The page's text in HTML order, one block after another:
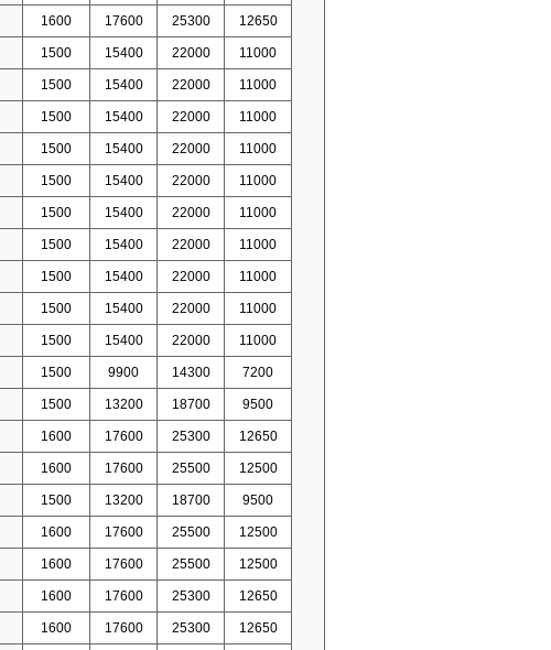
1600 17600 25300 12650
1500 15400 22000 11000
1500 15400 22000 11000
1500 15400 22000 11000
1500 15400 22000 11000
1500 15400 22000 11000
1500 15400 22000 11000
1500 15400 22000 11000
1500 15400 22000 11000
1500 15400 22000 11000
1500 15400 22000 11000
1500 9900 14300 7200
1500 13200 18700 9500
1600 17600 25300 12650
1600 17600 25500 12500
1500 13200 18700 9500
1600 17600 25500 12500
1600 17600 25500 12500
1600 17600 25300 12650
1600 17600 25300 12650